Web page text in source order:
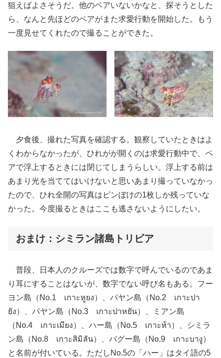
狙えばよさそうだ。他のペアいないかなと、探そうとした
ら、なんと先ほどのペアがまた求愛行動を開始した。もう
一度見せてくれたので撮ることができた。
夕食後、撮れた写真を確認する。観察していたときはよ
くわからなかったが、ひれがが開くのは求愛行動中で、ペ
アで浮上するときには閉じてしまうらしい。浮上する前は
あまり光を当ててはいけないと思いあまり撮っていなかっ
たので、ひれ全開の写真はピンぼけの1枚しか残っていな
かった。今度撮るときはここも逃さないようにしたい。
おまけ：シミラン諸島トリビア
普段、日本人のクルーズでは数字で呼んでいるのであま
り耳にすることはないが、数字でない呼び名もある。フー
ヨン島（No.1 เกาะหูยง）、パヤン島（No.2 เกาะปา
ยัง）、パヤン島（No.3 เกาะปาหยัน）、ミアン島
（No.4 เกาะเมียง）、ハー島（No.5 เกาะห้า）、シミラ
ン島（No.8 เกาะสิมิลัน）、バグー島（No.9 เกาะบางู）
と名前が付いている。ただしNo.5の「ハー」はタイ語の5